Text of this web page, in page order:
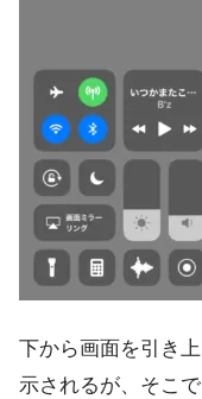
下から画面を引き
示されるが、そこ